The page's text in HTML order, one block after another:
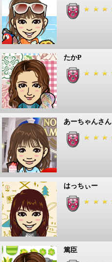
たかP
あーちゃんさん
はっちぃー
篤臣